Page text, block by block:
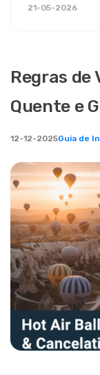
Regras de
Quente e
12-12-2025Guia de
21-05-2026